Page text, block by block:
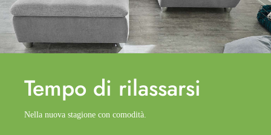
Tempo di rilassarsi
Nella nuova stagione con comodità.